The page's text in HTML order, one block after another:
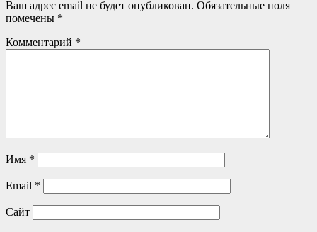
Ваш адрес email не будет опубликован. Обязательные поля
помечены *
Комментарий *
Имя *
Email *
Сайт